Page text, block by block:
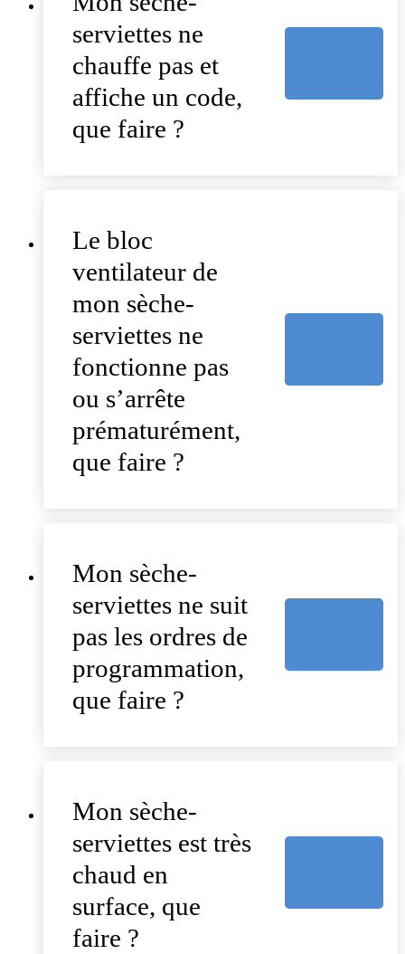
serviettes ne
chauffe pas et
affiche un code,
que faire ?
Le bloc
ventilateur de
mon sèche-
serviettes ne
fonctionne pas
ou s’arrête
prématurément,
que faire ?
Mon sèche-
serviettes ne suit
pas les ordres de
programmation,
que faire ?
Mon sèche-
serviettes est très
chaud en
surface, que
faire ?